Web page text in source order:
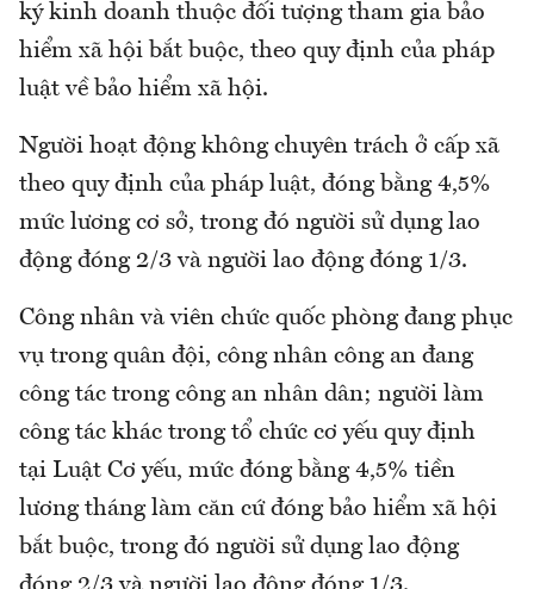
ký kinh doanh thuộc đối tượng tham gia bảo
hiểm xã hội bắt buộc, theo quy định của pháp
luật về bảo hiểm xã hội.
Người hoạt động không chuyên trách ở cấp xã
theo quy định của pháp luật, đóng bằng 4,5%
mức lương cơ sở, trong đó người sử dụng lao
động đóng 2/3 và người lao động đóng 1/3.
Công nhân và viên chức quốc phòng đang phục
vụ trong quân đội, công nhân công an đang
công tác trong công an nhân dân; người làm
công tác khác trong tổ chức cơ yếu quy định
tại Luật Cơ yếu, mức đóng bằng 4,5% tiền
lương tháng làm căn cứ đóng bảo hiểm xã hội
bắt buộc, trong đó người sử dụng lao động